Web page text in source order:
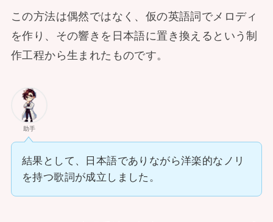
この方法は偶然ではなく、仮の英語詞でメロディ
を作り、その響きを日本語に置き換えるという制
作工程から生まれたものです。
助手
結果として、日本語でありながら洋楽的なノリ
を持つ歌詞が成立しました。